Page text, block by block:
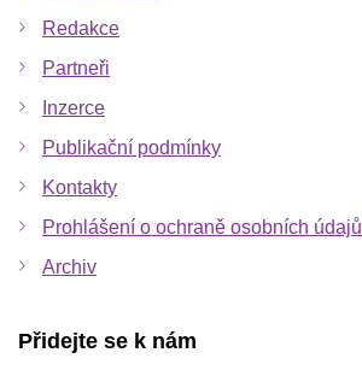
Redakce
Partneři
Inzerce
Publikační podmínky
Kontakty
Prohlášení o ochraně osobních údajů
Archiv
Přidejte se k nám